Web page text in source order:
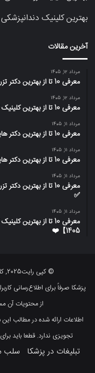
بهترین کلینیک
آخرین مقالات
مرداد 12, 1405
معرفی 10 تا از بهترین دکتر تزریق ژل در شهر قدس ⚡️【سال1405】✅
مرداد 12, 1405
معرفی 10 تا از بهترین کلینیک لاغری در اندیشه⭐【سال1405】✅
مرداد 11, 1405
معرفی 10 تا از بهترین دکتر هایفوتراپی در مارلیک ⭐【سال 1405】✅
مرداد 11, 1405
معرفی 10 تا از بهترین دکتر هایفوتراپی در شهر قدس ⚡️【سال1405】✅
مرداد 11, 1405
✅
مرداد 11, 1405
معرفی 10 تا از
1405】❤️
© کپی رایت2025, کلیه حقوق برای پزشکا محفوظ است
پزشکا صرفاً برای اطلاع‌رسانی
از محتویات آن
اطلاعات ارائه شده در مطالب
تجویزی ندارد. قطعا باید
تبلیغات در پزشکا سلب